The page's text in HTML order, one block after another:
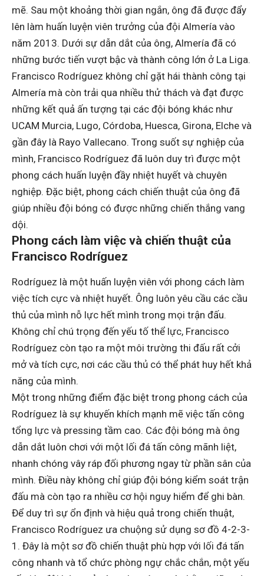
mẽ. Sau một khoảng thời gian ngắn, ông đã được đẩy
lên làm huấn luyện viên trưởng của đội Almería vào
năm 2013. Dưới sự dẫn dắt của ông, Almería đã có
những bước tiến vượt bậc và thành công lớn ở La Liga.
Francisco Rodríguez không chỉ gặt hái thành công tại
Almería mà còn trải qua nhiều thử thách và đạt được
những kết quả ấn tượng tại các đội bóng khác như
UCAM Murcia, Lugo, Córdoba, Huesca, Girona, Elche và
gần đây là Rayo Vallecano. Trong suốt sự nghiệp của
mình, Francisco Rodríguez đã luôn duy trì được một
phong cách huấn luyện đầy nhiệt huyết và chuyên
nghiệp. Đặc biệt, phong cách chiến thuật của ông đã
giúp nhiều đội bóng có được những chiến thắng vang
dội.
Phong cách làm việc và chiến thuật của
Francisco Rodríguez
Rodríguez là một huấn luyện viên với phong cách làm
việc tích cực và nhiệt huyết. Ông luôn yêu cầu các cầu
thủ của mình nỗ lực hết mình trong mọi trận đấu.
Không chỉ chú trọng đến yếu tố thể lực, Francisco
Rodríguez còn tạo ra một môi trường thi đấu rất cởi
mở và tích cực, nơi các cầu thủ có thể phát huy hết khả
năng của mình.
Một trong những điểm đặc biệt trong phong cách của
Rodríguez là sự khuyến khích mạnh mẽ việc tấn công
tổng lực và pressing tầm cao. Các đội bóng mà ông
dẫn dắt luôn chơi với một lối đá tấn công mãnh liệt,
nhanh chóng vây ráp đối phương ngay từ phần sân của
mình. Điều này không chỉ giúp đội bóng kiểm soát trận
đấu mà còn tạo ra nhiều cơ hội nguy hiểm để ghi bàn.
Để duy trì sự ổn định và hiệu quả trong chiến thuật,
Francisco Rodríguez ưa chuộng sử dụng sơ đồ 4-2-3-
1. Đây là một sơ đồ chiến thuật phù hợp với lối đá tấn
công nhanh và tổ chức phòng ngự chắc chắn, một yếu